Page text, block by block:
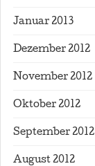
Januar 2013
Dezember 2012
November 2012
Oktober 2012
September 2012
August 2012